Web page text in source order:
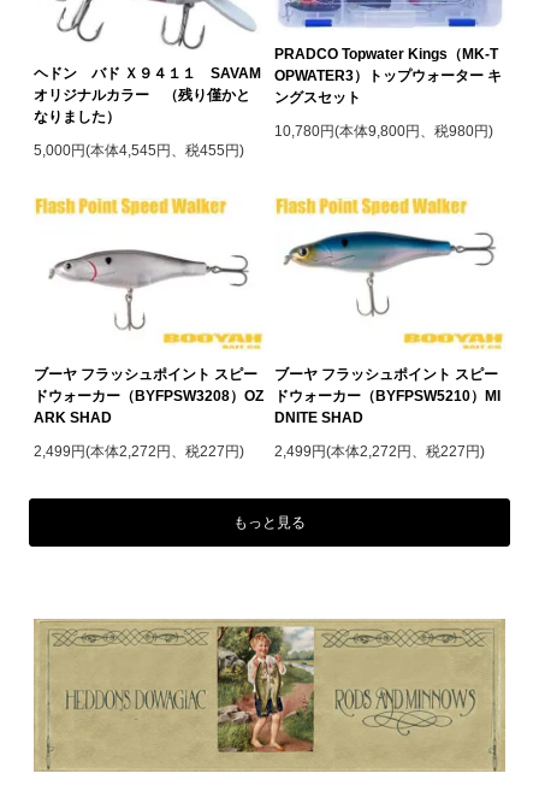
ヘドン バド Ｘ９４１１ SAVAM
オリジナルカラー （残り僅かと
なりました）
5,000円(本体4,545円、税455円)
PRADCO Topwater Kings（MK-T
OPWATER3）トップウォーター キ
ングスセット
10,780円(本体9,800円、税980円)
ブーヤ フラッシュポイント スピー
ドウォーカー（BYFPSW3208）OZ
ARK SHAD
2,499円(本体2,272円、税227円)
ブーヤ フラッシュポイント スピー
ドウォーカー（BYFPSW5210）MI
DNITE SHAD
2,499円(本体2,272円、税227円)
もっと見る